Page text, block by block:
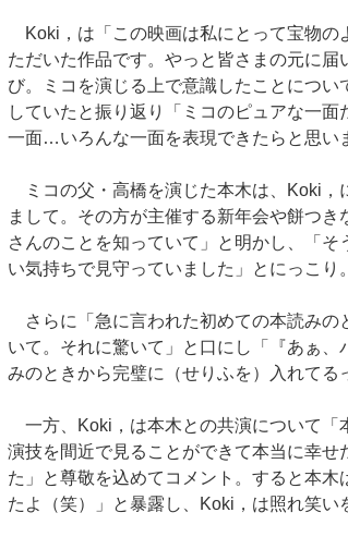
Koki，は「この映画は私にとって宝物の
ただいた作品です。やっと皆さまの元に
び。ミコを演じる上で意識したことにつ
していたと振り返り「ミコのピュアな一
一面…いろんな一面を表現できたらと思い
ミコの父・高橋を演じた本木は、Koki，
まして。その方が主催する新年会や餅つ
さんのことを知っていて」と明かし、「
い気持ちで見守っていました」とにっこり。
さらに「急に言われた初めての本読みの
いて。それに驚いて」と口にし「『あぁ
みのときから完璧に（せりふを）入れてる
一方、Koki，は本木との共演について「
演技を間近で見ることができて本当に幸
た」と尊敬を込めてコメント。すると本
たよ（笑）」と暴露し、Koki，は照れ笑い